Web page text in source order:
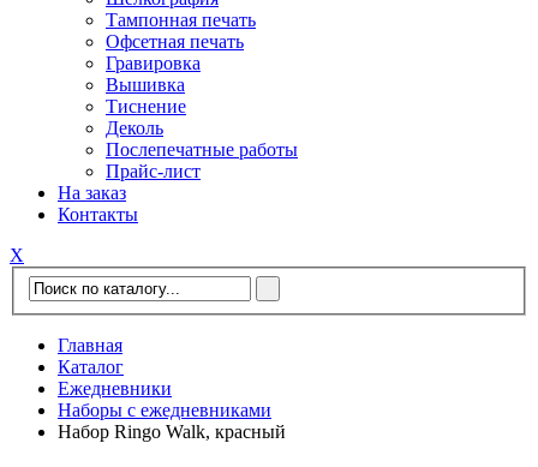
Тампонная печать
Офсетная печать
Гравировка
Вышивка
Тиснение
Деколь
Послепечатные работы
Прайс-лист
На заказ
Контакты
Х
Главная
Каталог
Ежедневники
Наборы с ежедневниками
Набор Ringo Walk, красный